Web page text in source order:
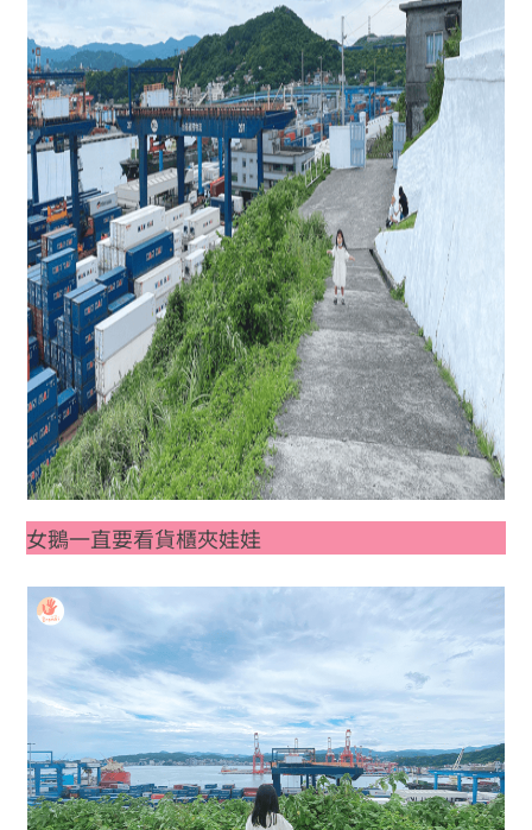
女鵝一直要看貨櫃夾娃娃